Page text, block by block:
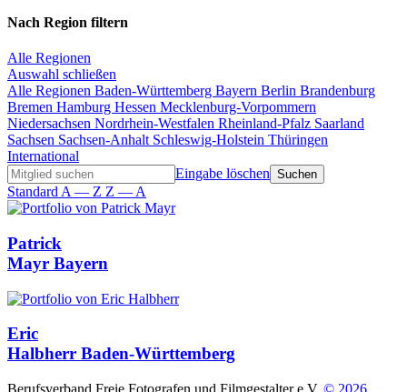
Nach Region filtern
Alle Regionen
Auswahl schließen
Alle Regionen Baden-Württemberg Bayern Berlin Brandenburg
Bremen Hamburg Hessen Mecklenburg-Vorpommern
Niedersachsen Nordrhein-Westfalen Rheinland-Pfalz Saarland
Sachsen Sachsen-Anhalt Schleswig-Holstein Thüringen
International
Eingabe löschen
Standard A — Z Z — A
Patrick
Mayr Bayern
Eric
Halbherr Baden-Württemberg